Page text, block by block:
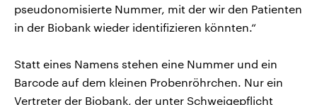
pseudonomisierte Nummer, mit der wir den Patienten
in der Biobank wieder identifizieren könnten.“
Statt eines Namens stehen eine Nummer und ein
Barcode auf dem kleinen Probenröhrchen. Nur ein
Vertreter der Biobank, der unter Schweigepflicht